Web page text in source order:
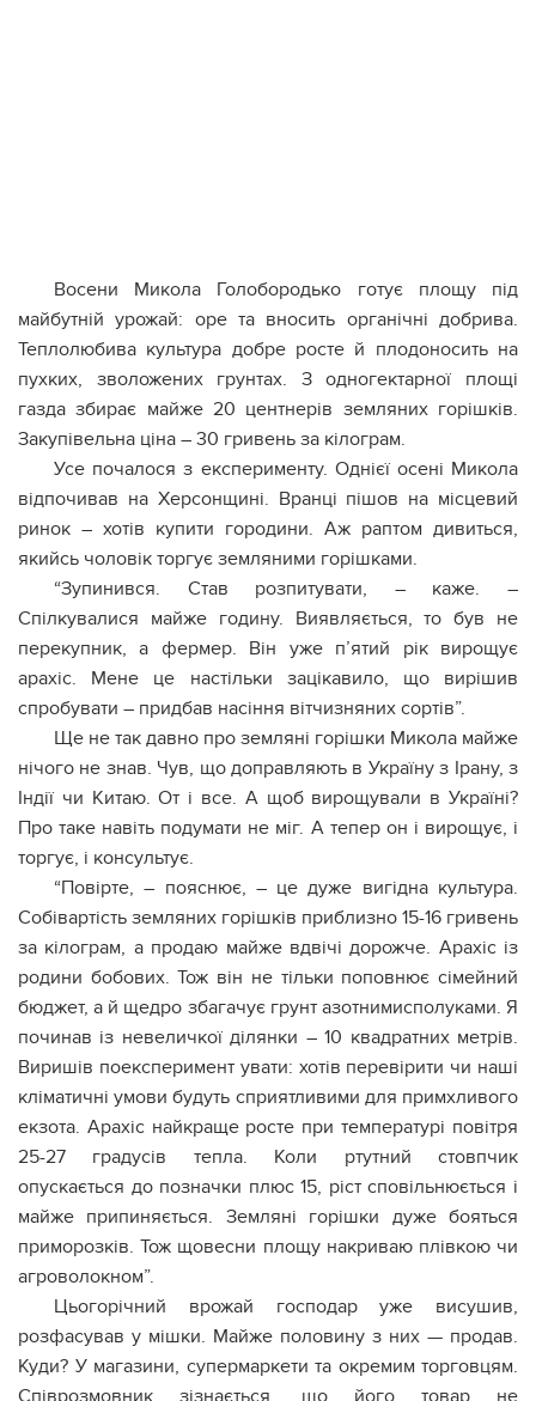
Восени Микола Голобородько готує площу під
майбутній урожай: оре та вносить органічні добрива.
Теплолюбива культура добре росте й плодоносить на
пухких, зволожених грунтах. З одногектарної площі
газда збирає майже 20 центнерів земляних горішків.
Закупівельна ціна – 30 гривень за кілограм.
Усе почалося з експерименту. Однієї осені Микола
відпочивав на Херсонщині. Вранці пішов на місцевий
ринок – хотів купити городини. Аж раптом дивиться,
якийсь чоловік торгує земляними горішками.
“Зупинився. Став розпитувати, – каже. –
Спілкувалися майже годину. Виявляється, то був не
перекупник, а фермер. Він уже п’ятий рік вирощує
арахіс. Мене це настільки зацікавило, що вирішив
спробувати – придбав насіння вітчизняних сортів”.
Ще не так давно про земляні горішки Микола майже
нічого не знав. Чув, що доправляють в Україну з Ірану, з
Індії чи Китаю. От і все. А щоб вирощували в Україні?
Про таке навіть подумати не міг. А тепер он і вирощує, і
торгує, і консультує.
“Повірте, – пояснює, – це дуже вигідна культура.
Собівартість земляних горішків приблизно 15-16 гривень
за кілограм, а продаю майже вдвічі дорожче. Арахіс із
родини бобових. Тож він не тільки поповнює сімейний
бюджет, а й щедро збагачує грунт азотнимисполуками. Я
починав із невеличкої ділянки – 10 квадратних метрів.
Виришів поексперимент увати: хотів перевірити чи наші
кліматичні умови будуть сприятливими для примхливого
екзота. Арахіс найкраще росте при температурі повітря
25-27 градусів тепла. Коли ртутний стовпчик
опускається до позначки плюс 15, ріст сповільнюється і
майже припиняється. Земляні горішки дуже бояться
приморозків. Тож щовесни площу накриваю плівкою чи
агроволокном”.
Цьогорічний врожай господар уже висушив,
розфасував у мішки. Майже половину з них — продав.
Куди? У магазини, супермаркети та окремим торговцям.
Співрозмовник зізнається, що його товар не